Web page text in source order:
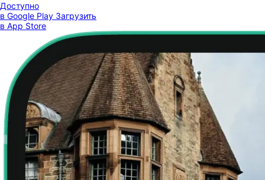
Доступно
в Google Play Загрузить
в App Store